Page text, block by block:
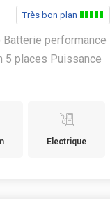
Très bon plan
performance
5 places Puissance
Electrique